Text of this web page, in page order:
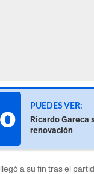
PUEDES VER:
Ricardo Gareca
renovación
llegó a su fin tras el